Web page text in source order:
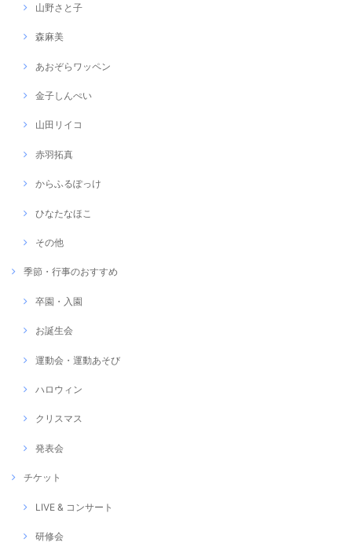
山野さと子
森麻美
あおぞらワッペン
金子しんぺい
山田リイコ
赤羽拓真
からふるぽっけ
ひなたなほこ
その他
季節・行事のおすすめ
卒園・入園
お誕生会
運動会・運動あそび
ハロウィン
クリスマス
発表会
チケット
LIVE & コンサート
研修会